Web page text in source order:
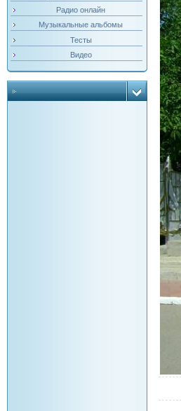
Радио онлайн
Музыкальные альбомы
Тесты
Видео